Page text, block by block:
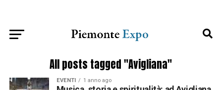
All posts tagged "Avigliana"
EVENTI 1 anno ago